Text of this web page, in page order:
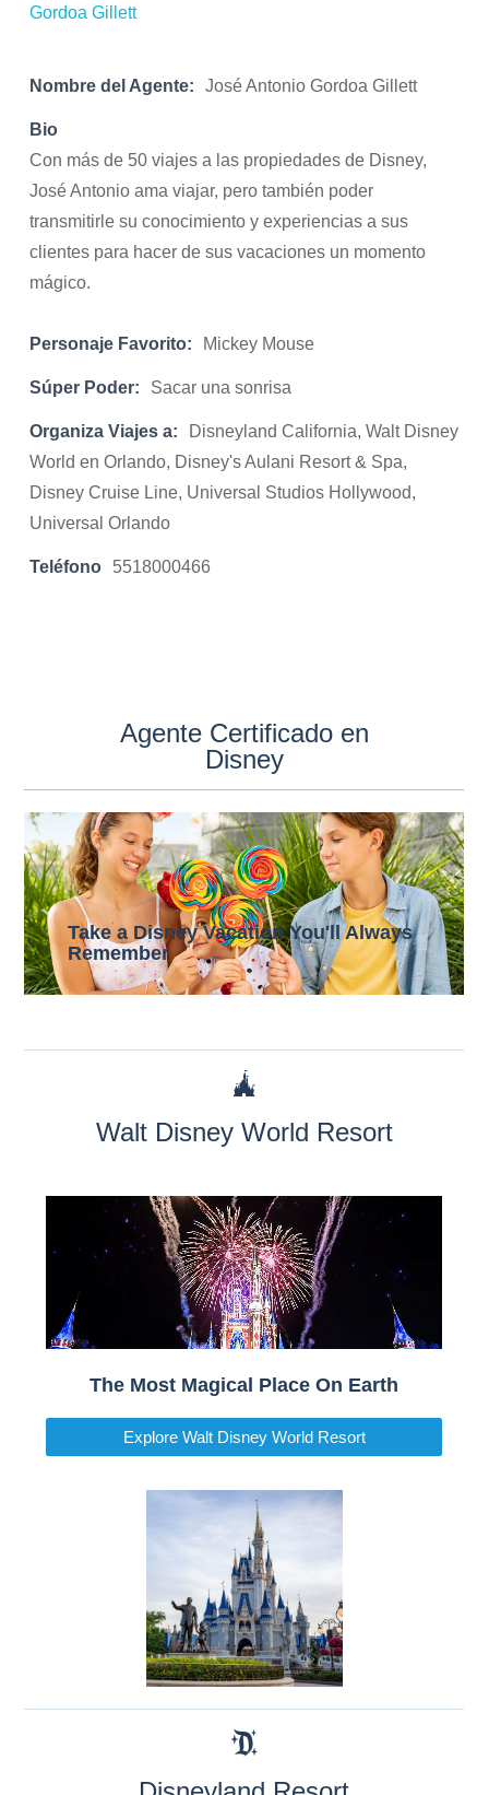
Nombre del Agente: José Antonio Gordoa Gillett
Bio
Con más de 50 viajes a las propiedades de Disney,
José Antonio ama viajar, pero también poder
transmitirle su conocimiento y experiencias a sus
clientes para hacer de sus vacaciones un momento
mágico.
Personaje Favorito: Mickey Mouse
Súper Poder: Sacar una sonrisa
Organiza Viajes a:
Disneyland California, Walt Disney
World en Orlando, Disney's Aulani Resort & Spa,
Disney Cruise Line, Universal Studios Hollywood,
Universal Orlando
Teléfono 5518000466